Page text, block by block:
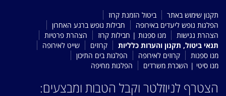
תקנון שימוש באתר
ביטול הזמנת קרוז
הפלגות נופש ליעדים באירופה
חבילות נופש ברגע האחרון
הצהרת נגישות
מנו ספנות | חבילות קרוז
הצהרת פרטיות
תנאי ביטול, תקנון והערות כלליות
קרוזים
שייט לאירופה
מנו ספנות
קרוזים לאירופה
הפלגות בים התיכון
מנו סיטי | השכרת משרדים
הפלגות מחיפה
הצטרף לניוזלטר וקבל הטבות ומבצעים: